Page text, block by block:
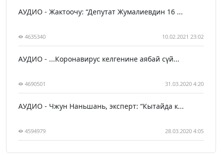
АУДИО - Жактоочу: “Депутат Жумалиевдин 16 ...
4635340 10.02.2021 23:02
АУДИО - ...Коронавирус келгенине аябай сүй...
4690501 31.03.2020 4:20
АУДИО - Чжун Наньшань, эксперт: “Кытайда к...
4594979 28.03.2020 4:05